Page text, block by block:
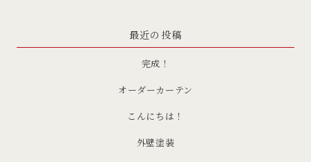
最近の投稿
完成！
オーダーカーテン
こんにちは！
外壁塗装